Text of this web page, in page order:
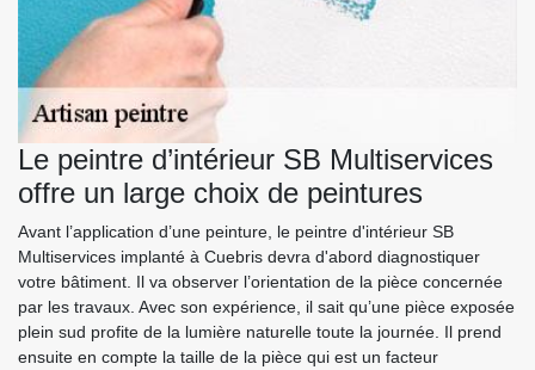
Le peintre d’intérieur SB Multiservices
offre un large choix de peintures
Avant l’application d’une peinture, le peintre d'intérieur SB
Multiservices implanté à Cuebris devra d'abord diagnostiquer
votre bâtiment. Il va observer l’orientation de la pièce concernée
par les travaux. Avec son expérience, il sait qu’une pièce exposée
plein sud profite de la lumière naturelle toute la journée. Il prend
ensuite en compte la taille de la pièce qui est un facteur